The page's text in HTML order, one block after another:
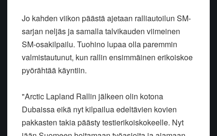
Jo kahden viikon päästä ajetaan ralliautoilun SM-
sarjan neljäs ja samalla talvikauden viimeinen
SM-osakilpailu. Tuohino lupaa olla paremmin
valmistautunut, kun rallin ensimmäinen erikoiskoe
pyörähtää käyntiin.
"Arctic Lapland Rallin jälkeen olin kotona
Dubaissa eikä nyt kilpailua edeltävien kovien
pakkasten takia päästy testierikoiskokeelle. Nyt